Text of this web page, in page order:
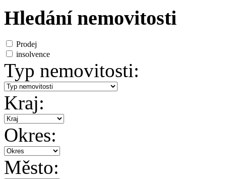
Hledání nemovitosti
Prodej
insolvence
Typ nemovitosti:
Kraj:
Okres:
Město: